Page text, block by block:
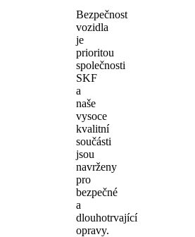
Bezpečnost
vozidla
je
prioritou
společnosti
SKF
a
naše
vysoce
kvalitní
součásti
jsou
navrženy
pro
bezpečné
a
dlouhotrvající
opravy.